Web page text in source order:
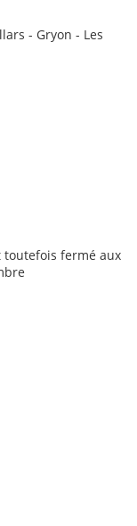
- Gryon - Les
toutefois fermé aux